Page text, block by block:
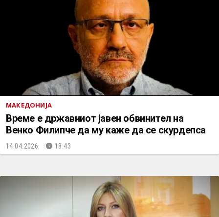
МАКЕДОНИЈА
Време е државниот јавен обвинител на
Венко Филипче да му каже да се скурдепса
14.04.2026. 18:43